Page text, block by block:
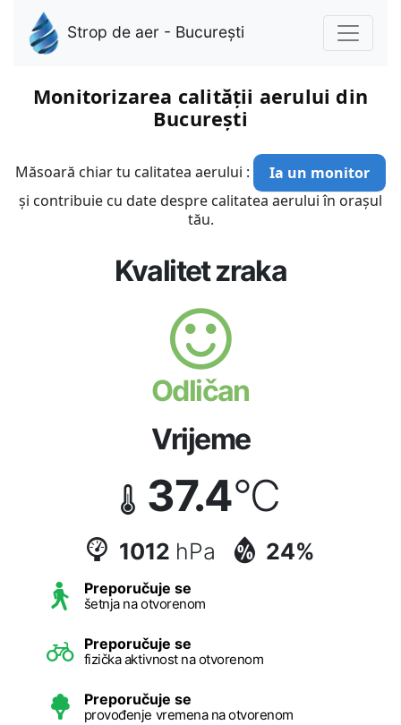
Strop de aer - București
Monitorizarea calității aerului din
București
Măsoară chiar tu calitatea aerului :
Ia un monitor
și contribuie cu date despre calitatea aerului în orașul
tău.
Kvalitet zraka
Odličan
Vrijeme
37.4°C
1012 hPa 24%
Preporučuje se
šetnja na otvorenom
Preporučuje se
fizička aktivnost na otvorenom
Preporučuje se
provođenje vremena na otvorenom